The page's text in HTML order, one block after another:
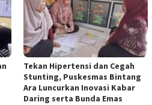
Tekan Hipertensi dan Cegah
Stunting, Puskesmas Bintang
Ara Luncurkan Inovasi Kabar
Daring serta Bunda Emas